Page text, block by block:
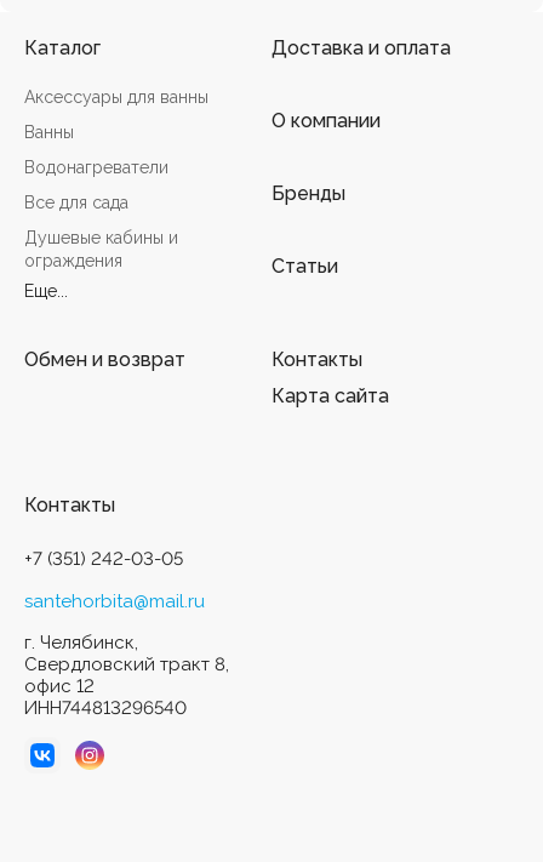
Каталог
Аксессуары для ванны
Ванны
Водонагреватели
Все для сада
Душевые кабины и
ограждения
Еще...
Доставка и оплата
О компании
Бренды
Статьи
Обмен и возврат
Контакты
Карта сайта
Контакты
+7 (351) 242-03-05
santehorbita@mail.ru
г. Челябинск,
Свердловский тракт 8,
офис 12
ИНН744813296540